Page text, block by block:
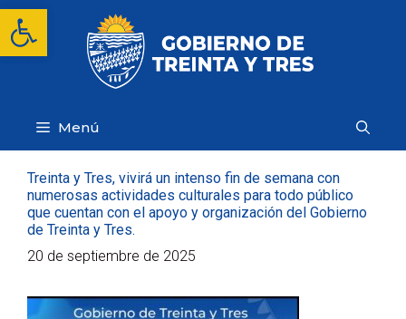
Abrir barra de herramientas
Saltar
contenido
Menú
Treinta y Tres, vivirá un intenso fin de semana con
numerosas actividades culturales para todo público
que cuentan con el apoyo y organización del Gobierno
de Treinta y Tres.
20 de septiembre de 2025